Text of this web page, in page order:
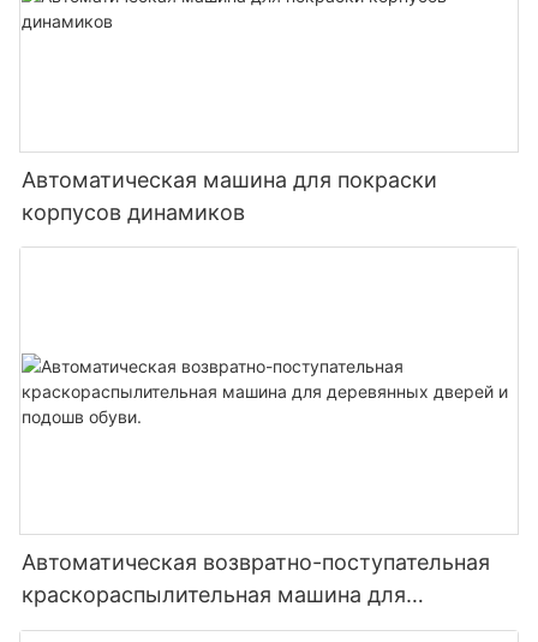
Автоматическая машина для покраски
корпусов динамиков
Автоматическая возвратно-поступательная
краскораспылительная машина для
деревянных дверей и подошв обуви.